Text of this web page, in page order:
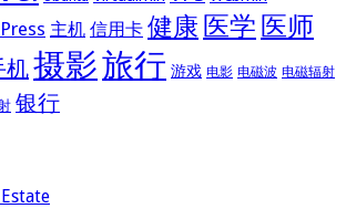
主机 信用卡 健康 医学 医师
机摄影旅行 游戏 电影 电磁波 电磁辐射
银行